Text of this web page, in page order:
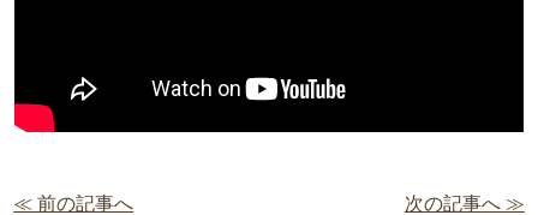
≪ 前の記事へ 次の記事へ ≫